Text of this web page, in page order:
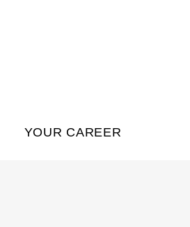
YOUR CAREER